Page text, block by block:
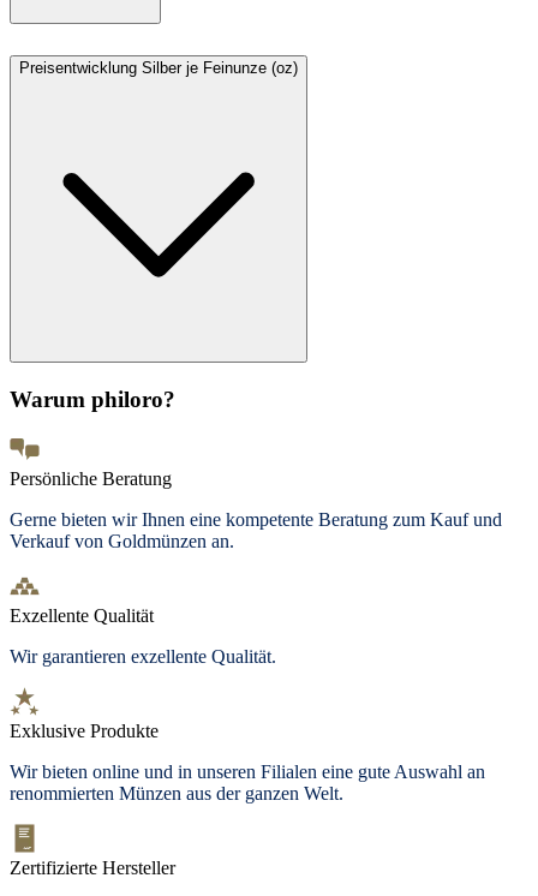
Preisentwicklung Silber je Feinunze (oz)
Warum philoro?
Persönliche Beratung
Gerne bieten wir Ihnen eine kompetente Beratung zum Kauf und
Verkauf von Goldmünzen an.
Exzellente Qualität
Wir garantieren exzellente Qualität.
Exklusive Produkte
Wir bieten online und in unseren Filialen eine gute Auswahl an
renommierten Münzen aus der ganzen Welt.
Zertifizierte Hersteller